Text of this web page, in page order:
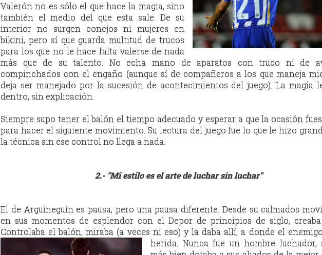
Valerón no es sólo el que hace la magia, sino
también el medio del que esta sale. De su
interior no surgen conejos ni mujeres en
bikini, pero sí que guarda multitud de trucos
para los que no le hace falta valerse de nada
más que de su talento. No echa mano de aparatos con truco ni de
compinchados con el engaño (aunque sí de compañeros a los que maneja
deja ser manejado por la sucesión de acontecimientos del juego). La magia
dentro, sin explicación.
Siempre supo tener el balón el tiempo adecuado y esperar a que la ocasión
para hacer el siguiente movimiento. Su lectura del juego fue lo que le hizo
la técnica sin ese control no llega a nada.
2.- "Mi estilo es el arte de luchar sin luchar"
El de Arguineguín es pausa, pero una pausa diferente. Desde su calmados
en sus momentos de esplendor con el Depor de principios de siglo, creaba
Controlaba el balón, miraba (a veces ni eso) y la daba allí, a donde el
herida. Nunca fue un hombre luchador,